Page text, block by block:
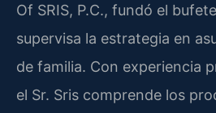
Of SRIS, P.C., fundó el
supervisa la estrategia en
de familia. Con experiencia
el Sr. Sris comprende los